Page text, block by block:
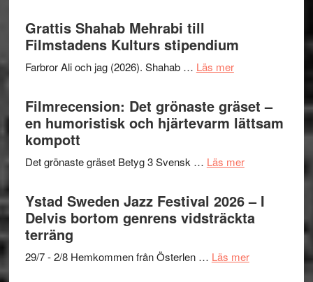
I
Want
to
Believe
Vrach
Frankenshtey
med
Mulder
och
Dana
presenterar
19
titlar
i
Grattis Shahab Mehrabi till
Filmstadens Kulturs stipendium
Farbror Ali och jag (2026). Shahab … Läs merom
Shahab
Mehrabi
till
Kulturs
Filmrecension: Det grönaste gräset –
en humoristisk och hjärtevarm lättsam
kompott
Det grönaste gräset Betyg 3 Svensk … Läs merom
Filmrecension:
Det
grönaste
gräset
en
Ystad Sweden Jazz Festival 2026 – I
Delvis bortom genrens vidsträckta
terräng
29/7 - 2/8 Hemkommen från Österlen … Läs merom